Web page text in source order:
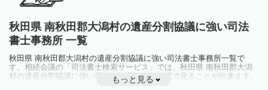
秋田県 南秋田郡大潟村の遺産分割協議に強い司法
書士事務所 一覧
秋田県 南秋田郡大潟村の遺産分割協議に強い司法書士事務所一覧で
す。相続会議の「司法書士検索サービス」では、秋田県 南秋田郡大潟
村の遺産分割協議に強い司法書士事務所を一覧で見ることが出来ます。
相続のトラブルやお悩みを抱えている方は一度近隣の司法書士に相談し
もっと見る